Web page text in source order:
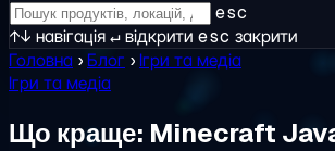
esc
↑↓ навігація↵відкрити esc закрити
Головна ›Блог ›Ігри та медіа
Ігри та медіа
Що краще: Minecraft